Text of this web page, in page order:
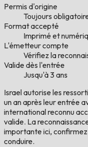
Permis d'origine
Toujours
Format accepté
Imprimé et
L'émetteur compte
Vérifiez la
Valide dès l'entrée
Jusqu'à 3 ans
Israel autorise les
un an après leur entrée
international reconnu
valide. La
importante ici,
conduire.